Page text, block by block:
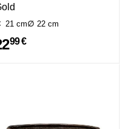
21 cm 22 cm
99 €